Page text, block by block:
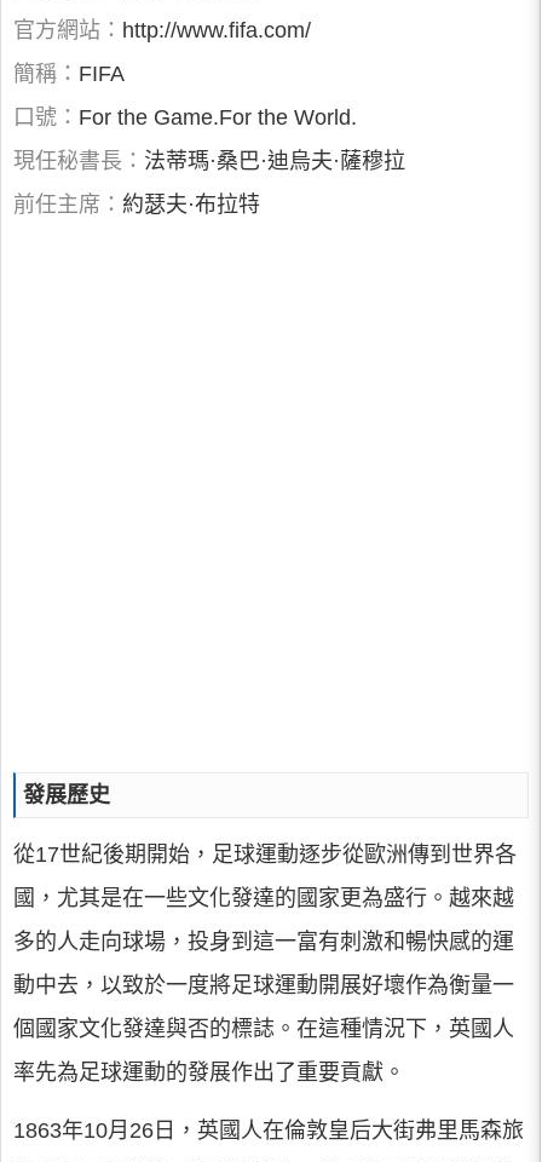
官方網站： http://www.fifa.com/
簡稱： FIFA
口號： For the Game.For the World.
現任秘書長： 法蒂瑪·桑巴·迪烏夫·薩穆拉
前任主席： 約瑟夫·布拉特
發展歷史
從17世紀後期開始，足球運動逐步從歐洲傳到世界各
國，尤其是在一些文化發達的國家更為盛行。越來越
多的人走向球場，投身到這一富有刺激和暢快感的運
動中去，以致於一度將足球運動開展好壞作為衡量一
個國家文化發達與否的標誌。在這種情況下，英國人
率先為足球運動的發展作出了重要貢獻。
1863年10月26日，英國人在倫敦皇后大街弗里馬森旅